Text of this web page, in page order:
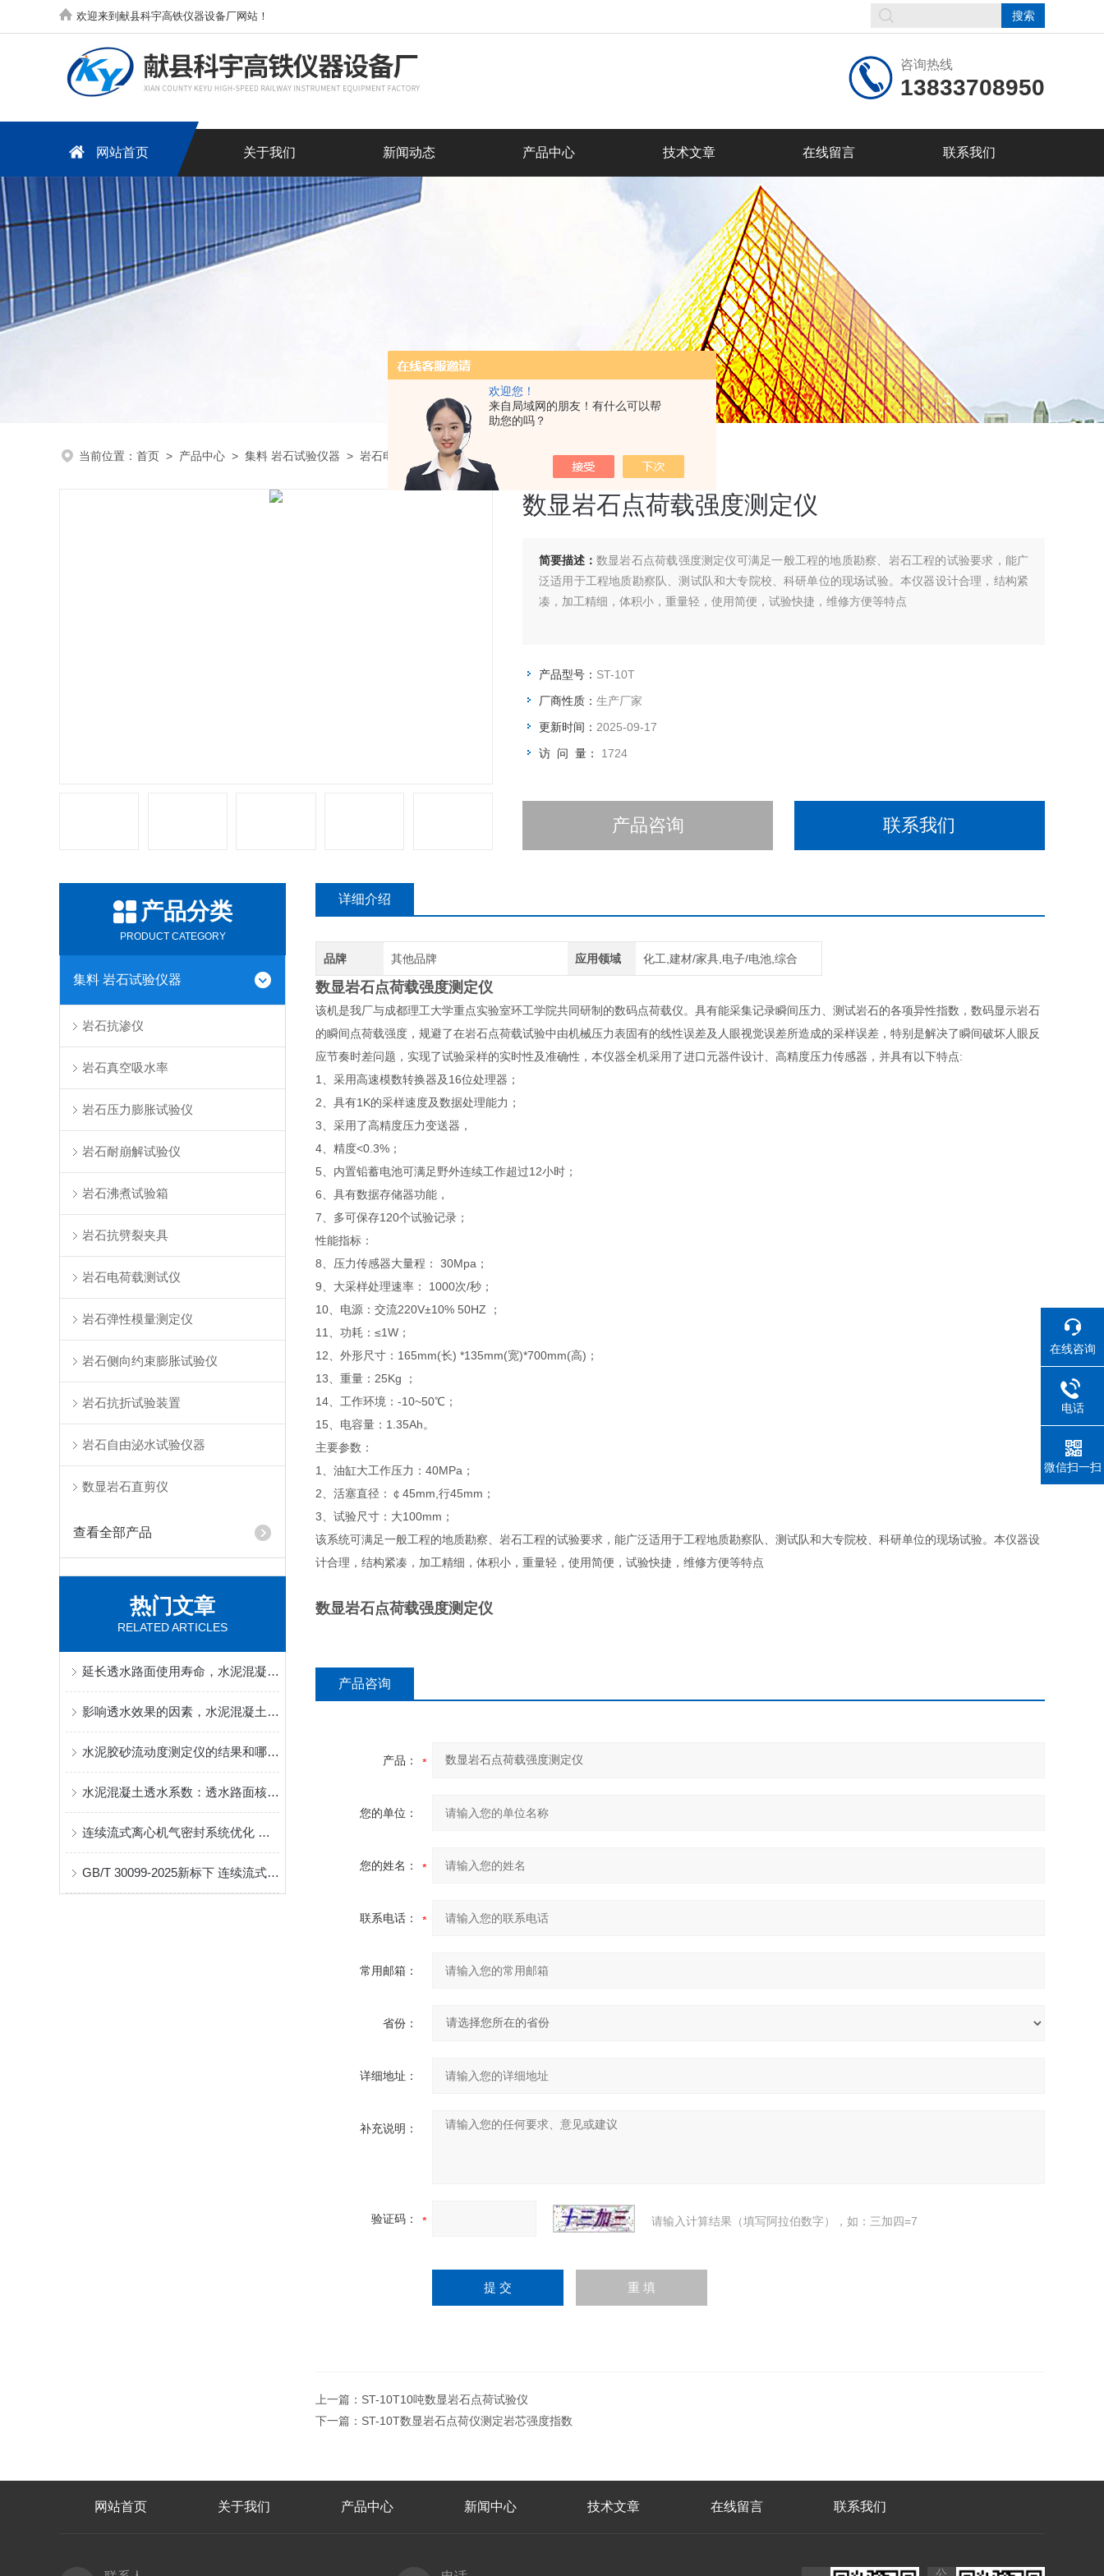
欢迎您！
来自局域网的朋友！有什么可以帮
助您的吗？
欢迎来到献县科宇高铁仪器设备厂网站！
咨询热线
13833708950
网站首页 关于我们 新闻动态 产品中心 技术文章 在线留言 联系我们
当前位置： 首页 > 产品中心 > 集料 岩石试验仪器 > 岩石电荷载测试仪> ST-10T数显岩石点荷载强度测定仪
数显岩石点荷载强度测定仪
简要描述： 数显岩石点荷载强度测定仪可满足一般工程的地质勘察、岩石工程的试验要求，能广
泛适用于工程地质勘察队、测试队和大专院校、科研单位的现场试验。本仪器设计合理，结构紧
凑，加工精细，体积小，重量轻，使用简便，试验快捷，维修方便等特点
产品型号： ST-10T
厂商性质： 生产厂家
更新时间： 2025-09-17
访 问 量： 1724
产品咨询 联系我们
产品分类
PRODUCT CATEGORY
集料 岩石试验仪器
岩石抗渗仪
岩石真空吸水率
岩石压力膨胀试验仪
岩石耐崩解试验仪
岩石沸煮试验箱
岩石抗劈裂夹具
岩石电荷载测试仪
岩石弹性模量测定仪
岩石侧向约束膨胀试验仪
岩石抗折试验装置
岩石自由泌水试验仪器
数显岩石直剪仪
查看全部产品
热门文章
RELATED ARTICLES
延长透水路面使用寿命，水泥混凝土透水系数现场复检技巧
影响透水效果的因素，水泥混凝土透水系数高低成因分析
水泥胶砂流动度测定仪的结果和哪些方面有关
水泥混凝土透水系数：透水路面核心性能指标检测方法详解
连续流式离心机气密封系统优化 满足高洁净/有毒介质工况新标要求
GB/T 30099-2025新标下 连续流式离心机转鼓动平衡校验的技术规范与实操要点
详细介绍
品牌 其他品牌 应用领域 化工,建材/家具,电子/电池,综合
数显岩石点荷载强度测定仪
该机是我厂与成都理工大学重点实验室环工学院共同研制的数码点荷载仪。具有能采集记录瞬间压力、测试岩石的各项异性指数，数码显示岩石
的瞬间点荷载强度，规避了在岩石点荷载试验中由机械压力表固有的线性误差及人眼视觉误差所造成的采样误差，特别是解决了瞬间破坏人眼反
应节奏时差问题，实现了试验采样的实时性及准确性，本仪器全机采用了进口元器件设计、高精度压力传感器，并具有以下特点:
1、采用高速模数转换器及16位处理器；
2、具有1K的采样速度及数据处理能力；
3、采用了高精度压力变送器，
4、精度<0.3%；
5、内置铅蓄电池可满足野外连续工作超过12小时；
6、具有数据存储器功能，
7、多可保存120个试验记录；
性能指标：
8、压力传感器大量程： 30Mpa；
9、大采样处理速率： 1000次/秒；
10、电源：交流220V±10% 50HZ ；
11、功耗：≤1W；
12、外形尺寸：165mm(长) *135mm(宽)*700mm(高)；
13、重量：25Kg ；
14、工作环境：-10~50℃；
15、电容量：1.35Ah。
主要参数：
1、油缸大工作压力：40MPa；
2、活塞直径：￠45mm,行45mm；
3、试验尺寸：大100mm；
该系统可满足一般工程的地质勘察、岩石工程的试验要求，能广泛适用于工程地质勘察队、测试队和大专院校、科研单位的现场试验。本仪器设
计合理，结构紧凑，加工精细，体积小，重量轻，使用简便，试验快捷，维修方便等特点
数显岩石点荷载强度测定仪
产品咨询
产品：
您的单位：
您的姓名：
联系电话：
常用邮箱：
省份：
详细地址：
补充说明：
验证码： 请输入计算结果（填写阿拉伯数字），如：三加四=7
上一篇： ST-10T10吨数显岩石点荷试验仪
下一篇： ST-10T数显岩石点荷仪测定岩芯强度指数
网站首页 关于我们 产品中心 新闻中心 技术文章 在线留言 联系我们
在线咨询
电话
微信扫一扫